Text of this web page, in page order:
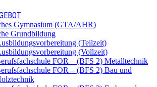
Gymnasium (GTA/AHR)
Grundbildung
(Teilzeit)
(Vollzeit)
FOR – (BFS 2) Metalltechnik
FOR – (BFS 2) Bau und